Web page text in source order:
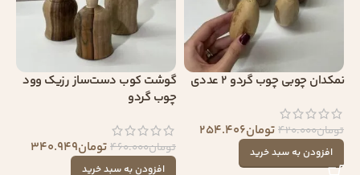
نمکدان چوبی چوب گردو 2 عددی
تومان420.000تومان254.406
افزودن به سبد خرید
گوشت کوب دست‌ساز رزیک وود
چوب گردو
تومان460.000تومان340.949
افزودن به سبد خرید